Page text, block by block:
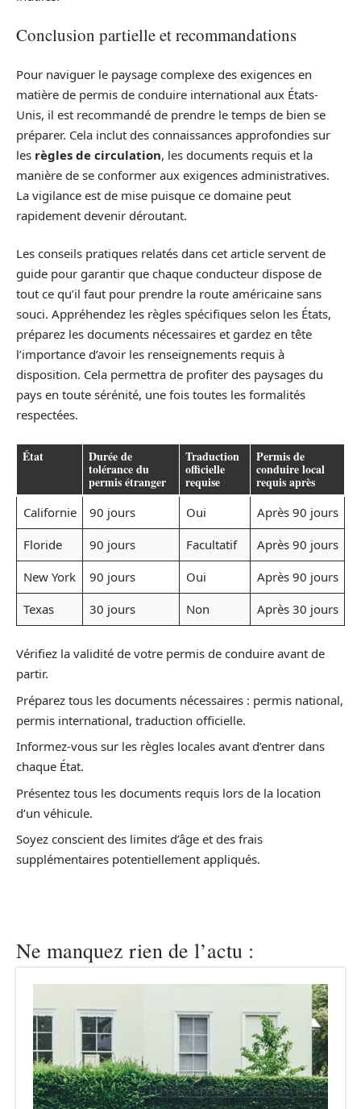
Conclusion partielle et recommandations
Pour naviguer le paysage complexe des exigences en
matière de permis de conduire international aux États-
Unis, il est recommandé de prendre le temps de bien se
préparer. Cela inclut des connaissances approfondies sur
les règles de circulation, les documents requis et la
manière de se conformer aux exigences administratives.
La vigilance est de mise puisque ce domaine peut
rapidement devenir déroutant.
Les conseils pratiques relatés dans cet article servent de
guide pour garantir que chaque conducteur dispose de
tout ce qu’il faut pour prendre la route américaine sans
souci. Appréhendez les règles spécifiques selon les États,
préparez les documents nécessaires et gardez en tête
l’importance d’avoir les renseignements requis à
disposition. Cela permettra de profiter des paysages du
pays en toute sérénité, une fois toutes les formalités
respectées.
État Durée de
tolérance du
permis étranger
Traduction
officielle
requise
Permis de
conduire local
requis après
Californie 90 jours Oui
Après 90 jours
Floride
90 jours Facultatif
Après 90 jours
New York
90 jours Oui
Après 90 jours
Texas
30 jours Non Après 30 jours
Vérifiez la validité de votre permis de conduire avant de
partir.
Préparez tous les documents nécessaires : permis national,
permis international, traduction officielle.
Informez-vous sur les règles locales avant d’entrer dans
chaque État.
Présentez tous les documents requis lors de la location
d’un véhicule.
Soyez conscient des limites d’âge et des frais
supplémentaires potentiellement appliqués.
Ne manquez rien de l’actu :